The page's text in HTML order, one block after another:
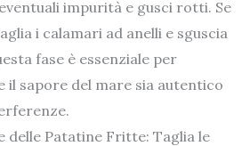
impurità e gusci rotti. Se
i calamari ad anelli e sguscia
fase è essenziale per
il sapore del mare sia autentico
delle Patatine Fritte: Taglia le